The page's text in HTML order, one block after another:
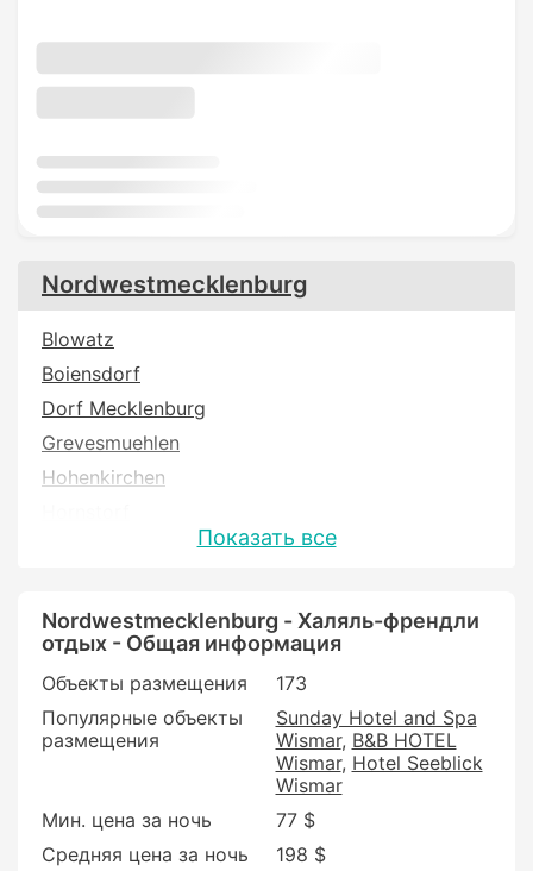
Nordwestmecklenburg
Blowatz
Boiensdorf
Dorf Mecklenburg
Grevesmuehlen
Hohenkirchen
Lübberstorf
Neuburg
Warin
Warnow
Wismar
Zurow
Бенц
Показать все
Nordwestmecklenburg - Халяль-френдли
отдых - Общая информация
Объекты размещения
173
Популярные объекты
размещения
Sunday Hotel and Spa
Wismar B&B HOTEL
Wismar Hotel Seeblick
Wismar
Мин. цена за ночь
77 $
Средняя цена за ночь
198 $